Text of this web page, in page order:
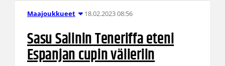
Maajoukkueet 18.02.2023 08:56
Sasu Salinin Teneriffa eteni
Espanjan cupin välieriin